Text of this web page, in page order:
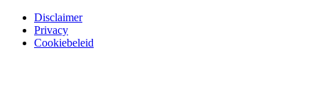
Disclaimer
Privacy
Cookiebeleid